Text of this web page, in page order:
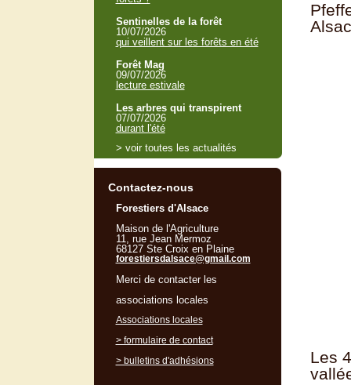
Les
Sentinelles de la forêt
10/07/2026
qui veillent sur les forêts en été
Forêt Mag
09/07/2026
lecture estivale
Les arbres qui transpirent
07/07/2026
durant l'été
> voir toutes les actualités
Contactez-nous
Forestiers d'Alsace
Maison de l'Agriculture
11, rue Jean Mermoz
68127 Ste Croix en Plaine
forestiersdalsace@gmail.com
Merci de contacter les
associations locales
Associations locales
> formulaire de contact
> bulletins d'adhésions